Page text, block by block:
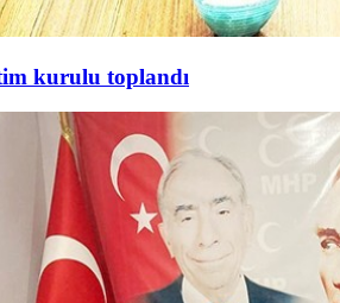
kurulu toplandı